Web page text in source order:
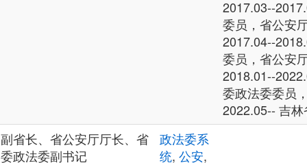
2017.03--
委员，省公安
2017.04--
委员，省公安
2018.01--
委政法委委员
2022.05-- 吉
副省长、省公安厅厅长、省
委政法委副书记
政法委系
统, 公安,